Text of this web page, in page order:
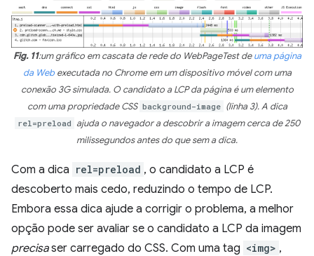
Fig. 11:um gráfico em cascata de rede do WebPageTest deuma página
da Webexecutada no Chrome em um dispositivo móvel com uma
conexão 3G simulada. O candidato a LCP da página é um elemento
com uma propriedade CSS background-image (linha 3). A dica
rel=preload ajuda o navegador a descobrir a imagem cerca de 250
milissegundos antes do que sem a dica.
Com a dica rel=preload , o candidato a LCP é
descoberto mais cedo, reduzindo o tempo de LCP.
Embora essa dica ajude a corrigir o problema, a melhor
opção pode ser avaliar se o candidato a LCP da imagem
precisaser carregado do CSS. Com uma tag <img> ,